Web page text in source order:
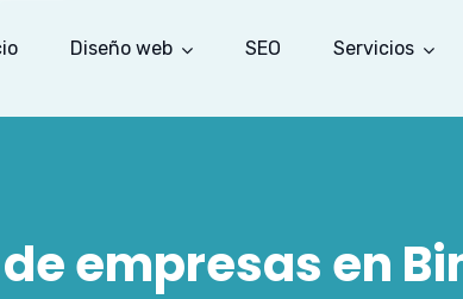
Diseño web SEO Servicios
empresas en